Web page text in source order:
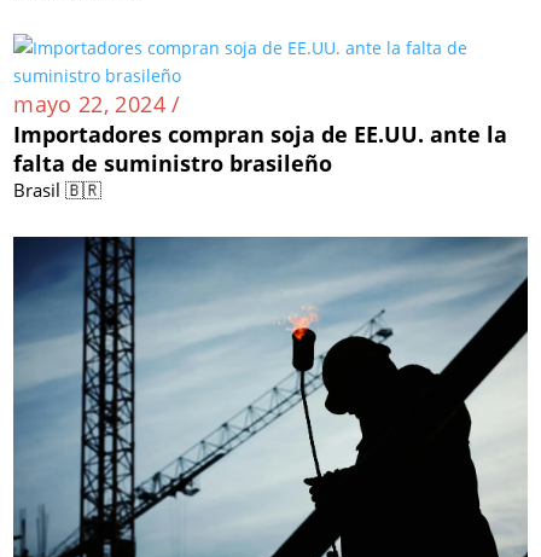
mayo 22, 2024 /
Importadores compran soja de EE.UU. ante la
falta de suministro brasileño
Brasil 🇧🇷